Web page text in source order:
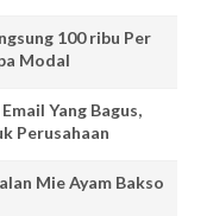
100 ribu Per
Modal
Yang Bagus,
Perusahaan
Mie Ayam Bakso